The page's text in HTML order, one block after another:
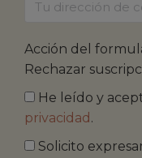
Acción del
Rechazar
He leído y
privacidad .
Solicito